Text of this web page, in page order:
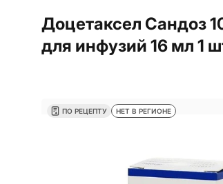
Доцетаксел Сандоз
для инфузий 16 мл 1
ПО РЕЦЕПТУ НЕТ В РЕГИОНЕ